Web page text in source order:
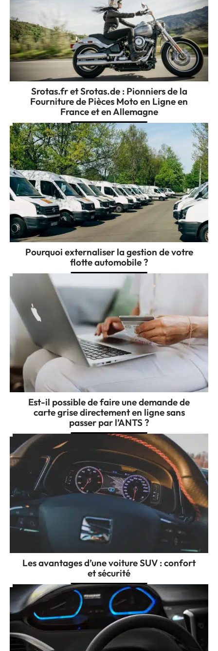
Srotas.fr et Srotas.de : Pionniers de la
Fourniture de Pièces Moto en Ligne en
France et en Allemagne
Pourquoi externaliser la gestion de votre
flotte automobile ?
Est-il possible de faire une demande de
carte grise directement en ligne sans
passer par l’ANTS ?
Les avantages d’une voiture SUV : confort
et sécurité